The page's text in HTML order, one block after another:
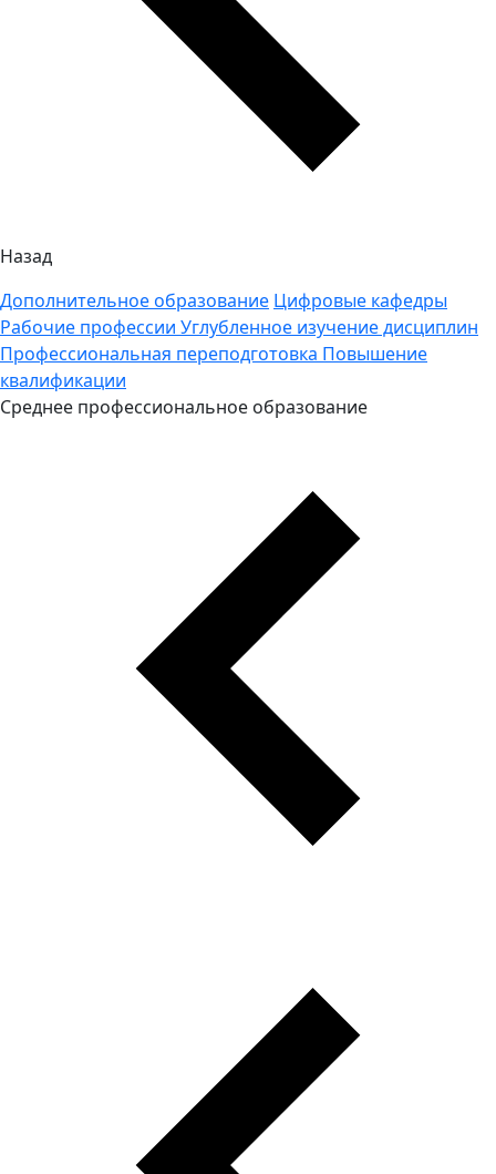
Назад
Дополнительное образование Цифровые кафедры
Рабочие профессии Углубленное изучение дисциплин
Профессиональная переподготовка Повышение
квалификации
Среднее профессиональное образование